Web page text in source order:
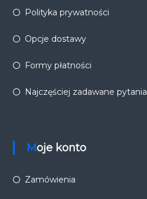
Polityka prywatności
Opcje dostawy
Formy płatności
Najczęściej zadawane pytania
Moje konto
Zamówienia